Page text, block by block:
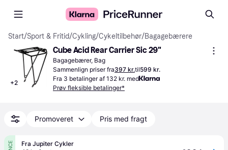
Start/Sport & Fritid/Cykling/Cykeltilbehør/Bagagebærere
+2
Cube Acid Rear Carrier Sic 29"
Bagagebærer, Bag
Sammenlign priser fra397 kr.til599 kr.
Fra 3 betalinger af 132 kr. med
Prøv fleksible betalinger*
Promoveret Pris med fragt
Fra Jupiter Cykler